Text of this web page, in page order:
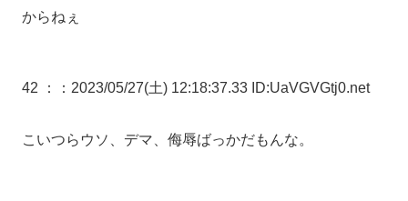
からねぇ
42 ： ：2023/05/27(土) 12:18:37.33 ID:UaVGVGtj0.net
こいつらウソ、デマ、侮辱ばっかだもんな。